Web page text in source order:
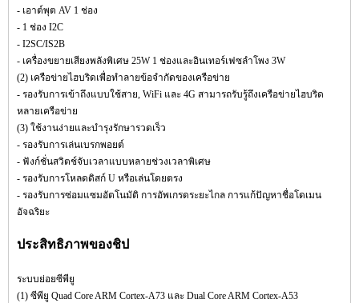
- เอาต์พุต AV 1 ช่อง
- 1 ช่อง I2C
- I2SC/IS2B
- เครื่องขยายเสียงพลังพิเศษ 25W 1 ช่องและอินเทอร์เฟซลำโพง 3W
(2) เครือข่ายไฮบริดเพื่อทำลายข้อจำกัดของเครือข่าย
- รองรับการเข้าถึงแบบใช้สาย, WiFi และ 4G สามารถรับรู้ถึงเครือข่ายไฮบริด
หลายเครือข่าย
(3) ใช้งานง่ายและบำรุงรักษารวดเร็ว
- รองรับการเล่นเบรกพอยต์
- ฟังก์ชั่นสวิตช์จับเวลาแบบหลายช่วงเวลาพิเศษ
- รองรับการโหลดดิสก์ U หรือเล่นโดยตรง
- รองรับการซ่อมแซมอัตโนมัติ การอัพเกรดระยะไกล การแก้ปัญหาชื่อโดเมน
อัจฉริยะ
ประสิทธิภาพของชิป
ระบบย่อยซีพียู
(1) ซีพียู Quad Core ARM Cortex-A73 และ Dual Core ARM Cortex-A53